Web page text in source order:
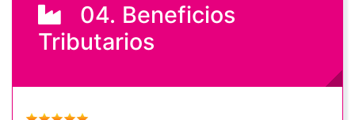
04. Beneficios
Tributarios